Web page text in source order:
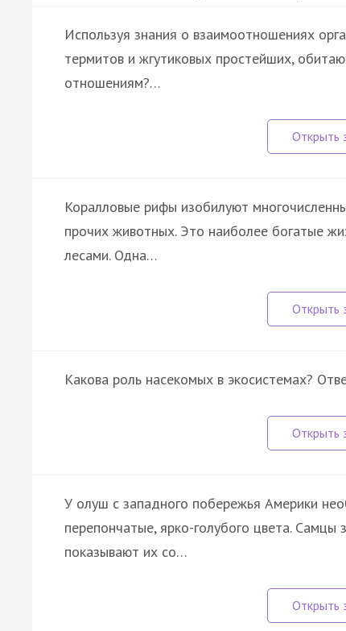
Используя знания о взаимоотношениях
термитов и жгутиковых простейших,
отношениям?…
Коралловые рифы изобилуют
прочих животных. Это наиболее богатые
лесами. Одна…
Какова роль насекомых в экосистемах?
У олуш с западного побережья Америки
перепончатые, ярко-голубого цвета.
показывают их со…